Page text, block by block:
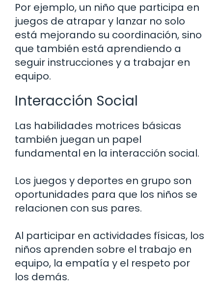
Por ejemplo, un niño que participa en
juegos de atrapar y lanzar no solo
está mejorando su coordinación, sino
que también está aprendiendo a
seguir instrucciones y a trabajar en
equipo.
Interacción Social
Las habilidades motrices básicas
también juegan un papel
fundamental en la interacción social.
Los juegos y deportes en grupo son
oportunidades para que los niños se
relacionen con sus pares.
Al participar en actividades físicas, los
niños aprenden sobre el trabajo en
equipo, la empatía y el respeto por
los demás.